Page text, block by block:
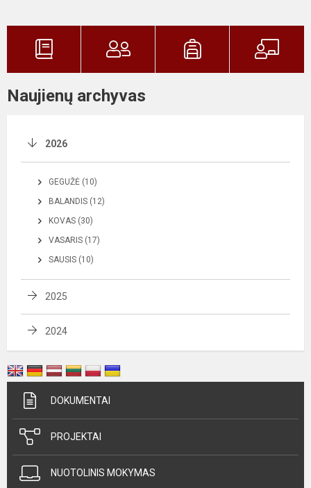
Naujienų archyvas
2026
GEGUŽĖ (10)
BALANDIS (12)
KOVAS (30)
VASARIS (17)
SAUSIS (10)
2025
2024
DOKUMENTAI
PROJEKTAI
NUOTOLINIS MOKYMAS